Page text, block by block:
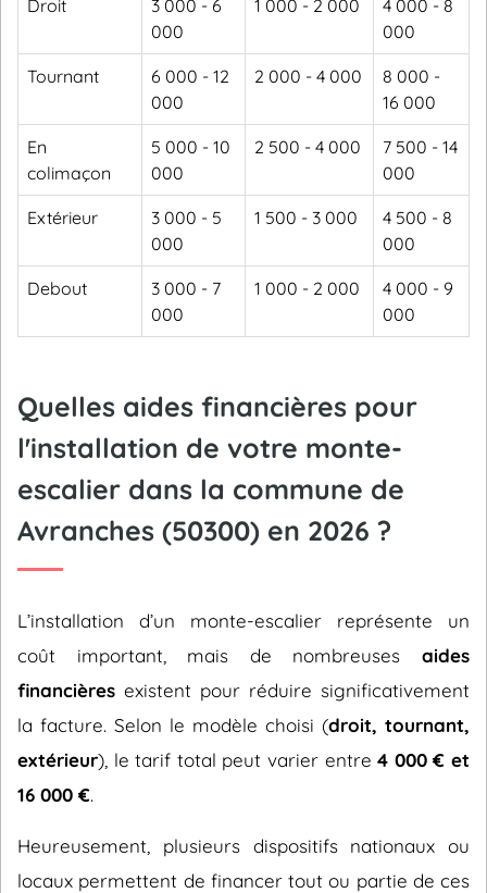
Droit
3 000 - 6
000
1 000 - 2 000
4 000 - 8
000
Tournant
6 000 - 12
000
2 000 - 4 000
8 000 -
16 000
En
colimaçon
5 000 - 10
000
2 500 - 4 000
7 500 - 14
000
Extérieur
3 000 - 5
000
1 500 - 3 000
4 500 - 8
000
Debout
3 000 - 7
000
1 000 - 2 000
4 000 - 9
000
Quelles aides financières pour
l'installation de votre monte-
escalier dans la commune de
Avranches (50300) en 2026 ?
L’installation d’un monte-escalier représente un
coût important, mais de nombreuses aides
financières existent pour réduire significativement
la facture. Selon le modèle choisi (droit, tournant,
extérieur), le tarif total peut varier entre4 000 € et
16 000 €.
Heureusement, plusieurs dispositifs nationaux ou
locaux permettent de financer tout ou partie de ces